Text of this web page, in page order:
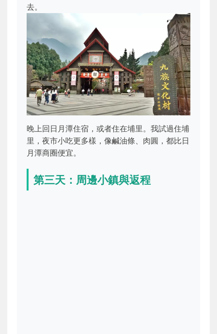
去。
晚上回日月潭住宿，或者住在埔里。我試過住埔
里，夜市小吃更多樣，像鹹油條、肉圓，都比日
月潭商圈便宜。
第三天：周邊小鎮與返程